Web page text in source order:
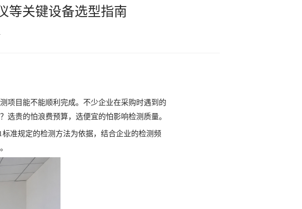
等关键设备选型指南
项目能不能顺利完成。不少企业在采购时遇到的
选贵的怕浪费预算，选便宜的怕影响检测质量。
准规定的检测方法为依据，结合企业的检测频